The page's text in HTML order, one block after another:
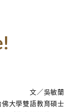
文／吳敏蘭
佛大學雙語教育碩士